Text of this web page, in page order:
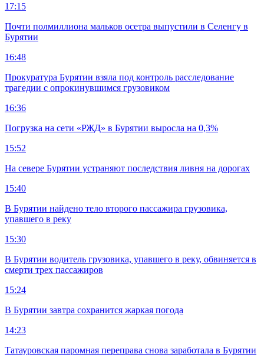
17:15
Почти полмиллиона мальков осетра выпустили в Селенгу в
Бурятии
16:48
Прокуратура Бурятии взяла под контроль расследование
трагедии с опрокинувшимся грузовиком
16:36
Погрузка на сети «РЖД» в Бурятии выросла на 0,3%
15:52
На севере Бурятии устраняют последствия ливня на дорогах
15:40
В Бурятии найдено тело второго пассажира грузовика,
упавшего в реку
15:30
В Бурятии водитель грузовика, упавшего в реку, обвиняется в
смерти трех пассажиров
15:24
В Бурятии завтра сохранится жаркая погода
14:23
Татауровская паромная переправа снова заработала в Бурятии